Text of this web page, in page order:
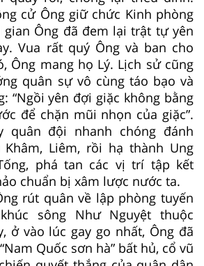
cử Ông giữ chức Kinh phòng
Ông đã đem lại trật tự yên
Vua rất quý Ông và ban cho
Ông mang họ Lý. Lịch sử cũng
quân sự vô cùng táo bạo và
“Ngồi yên đợi giặc không bằng
để chặn mũi nhọn của giặc”.
quân đội nhanh chóng đánh
Khâm, Liêm, rồi hạ thành Ung
phá tan các vị trí tập kết
chuẩn bị xâm lược nước ta.
rút quân về lập phòng tuyến
sông Như Nguyệt thuộc
ở vào lúc gay go nhất, Ông đã
Quốc sơn hà” bất hủ, cổ vũ